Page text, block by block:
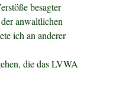
besagter
anwaltlichen
ich an anderer
die das LVWA